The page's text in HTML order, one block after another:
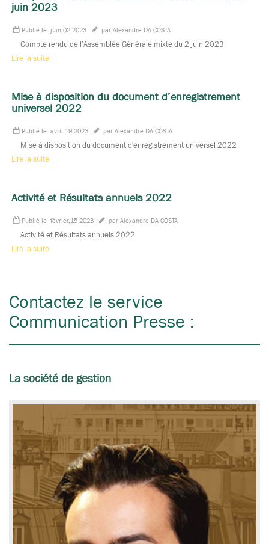
juin 2023
Publié le juin,02 2023 par Alexandre DA COSTA
Compte rendu de l’Assemblée Générale mixte du 2 juin 2023
Lire la suite
Mise à disposition du document d’enregistrement
universel 2022
Publié le avril,19 2023 par Alexandre DA COSTA
Mise à disposition du document d'enregistrement universel 2022
Lire la suite
Activité et Résultats annuels 2022
Publié le février,15 2023 par Alexandre DA COSTA
Activité et Résultats annuels 2022
Lire la suite
Contactez le service
Communication Presse :
La société de gestion